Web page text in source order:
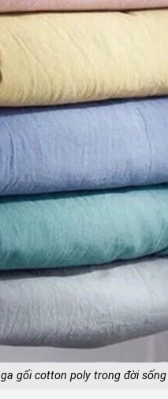
gối cotton poly trong đời sống